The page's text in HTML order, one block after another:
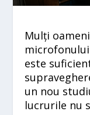
Mulți
este
un nou
lucrurile nu